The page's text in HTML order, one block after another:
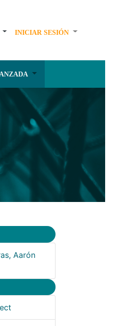
INICIAR SESIÓN
Aarón